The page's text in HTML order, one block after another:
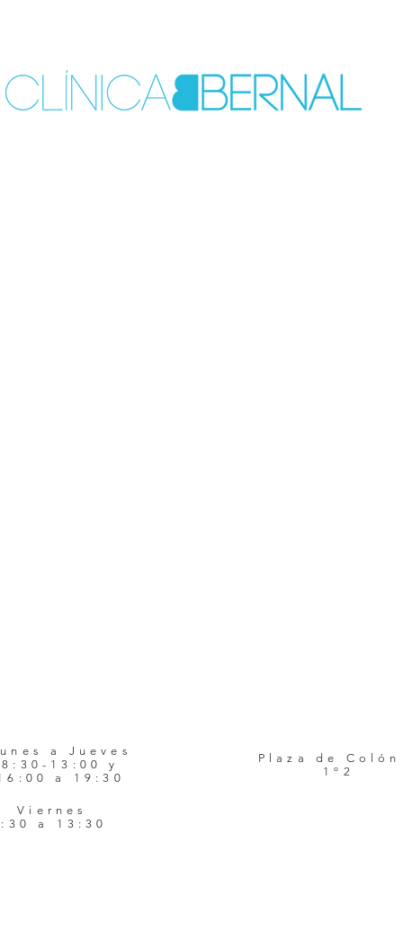
a Jueves
8:30-13:00 y
a 19:30
Viernes
a 13:30
Plaza de
1º2